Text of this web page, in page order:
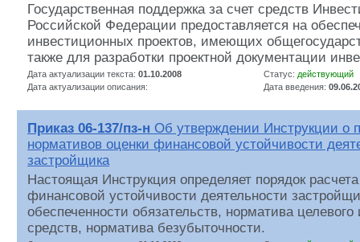
Государственная поддержка за счет средств
Российской Федерации предоставляется на
инвестиционных проектов, имеющих
также для разработки проектной документации
Дата актуализации текста: 01.10.2008 Статус: действующий
Дата актуализации описания:
Дата введения:
Приказ 06-137/пз-н Об утверждении Инструкции о
нормативов оценки финансовой устойчивости
застройщика
Настоящая Инструкция определяет порядок
финансовой устойчивости деятельности
обеспеченности обязательств, норматива целевого
средств, норматива безубыточности.